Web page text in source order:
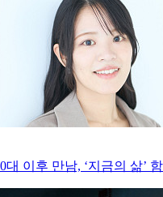
대 이후 만남, ‘지금의 삶’